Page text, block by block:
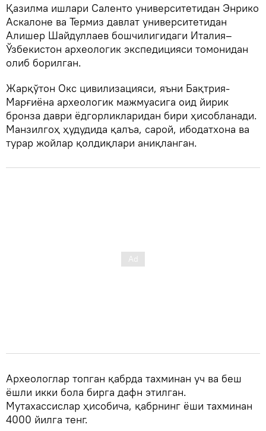
Қазилма ишлари Саленто университетидан Энрико
Аскалоне ва Термиз давлат университетидан
Алишер Шайдуллаев бошчилигидаги Италия–
Ўзбекистон археологик экспедицияси томонидан
олиб борилган.
Жарқўтон Окс цивилизацияси, яъни Бақтрия-
Марғиёна археологик мажмуасига оид йирик
бронза даври ёдгорликларидан бири ҳисобланади.
Манзилгоҳ ҳудудида қалъа, сарой, ибодатхона ва
турар жойлар қолдиқлари аниқланган.
Археологлар топган қабрда тахминан уч ва беш
ёшли икки бола бирга дафн этилган.
Мутахассислар ҳисобича, қабрнинг ёши тахминан
4000 йилга тенг.